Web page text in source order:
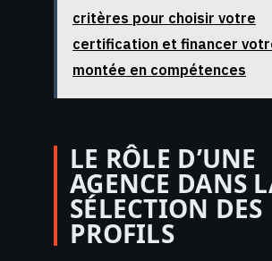
critères pour choisir votre
certification et financer
montée en compétences
LE RÔLE D’UNE
AGENCE DANS
SÉLECTION DES
PROFILS